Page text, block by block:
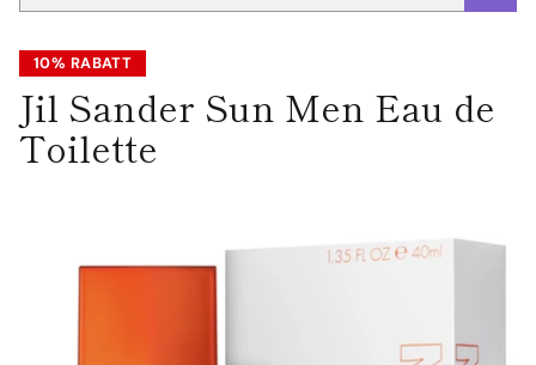
10% RABATT
Jil Sander Sun Men Eau de
Toilette